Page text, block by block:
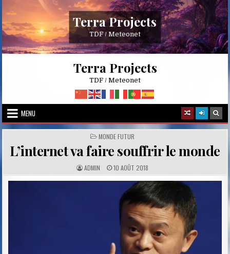
content
Terra Projects
TDF / Meteonet
Terra Projects
TDF / Meteonet
MENU
POSTED
IN
MONDE FUTUR
L’internet va faire souffrir le monde
A
U
T
ADMIN P
U
B
E
:
10 AOÛT 2018